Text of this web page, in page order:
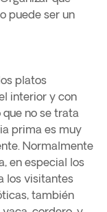
puede ser un
platos
interior y con
no se trata
prima es muy
Normalmente
en especial los
los visitantes
también